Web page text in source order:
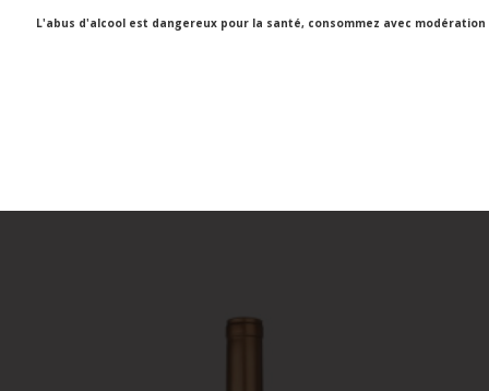
L'abus d'alcool est dangereux pour la santé, consommez avec modération
Victor Hugo)